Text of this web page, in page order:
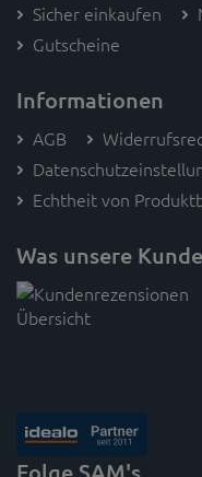
Sicher einkaufen
Gutscheine
Informationen
AGB
Echtheit von
Was unsere